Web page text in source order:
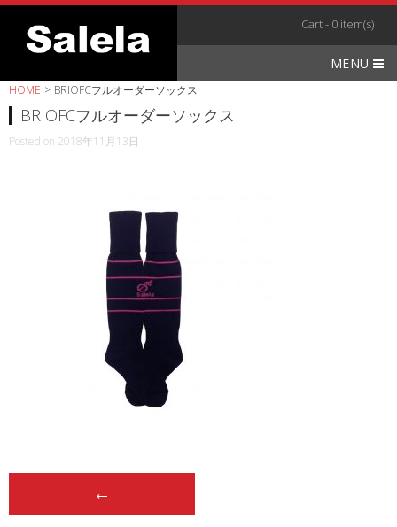
Skip
content
Cart - 0 item(s)
MENU
HOME > BRIOFCフルオーダーソックス
BRIOFCフルオーダーソックス
Posted on 2018年11月13日
←